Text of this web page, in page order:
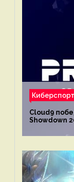
Киберспорт
Cloud9
Showdown